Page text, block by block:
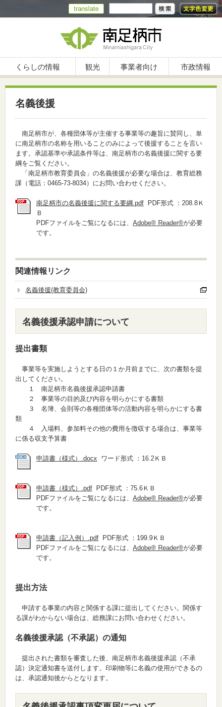
translate
くらしの情報 観光 事業者向け 市政情報
名義後援
南足柄市が、各種団体等が主催する事業等の趣旨に賛同し、単
に南足柄市の名称を用いることのみによって後援することを言い
ます。承認基準や承認条件等は、南足柄市の名義後援に関する要
綱をご覧ください。
「南足柄市教育委員会」の名義後援が必要な場合は、教育総務
課（電話：0465-73-8034）にお問い合わせください。
南足柄市の名義後援に関する要綱.pdf PDF形式 ：208.8Ｋ
Ｂ
PDFファイルをご覧になるには、 Adobe® Reader®が必要
です。
関連情報リンク
名義後援(教育委員会)
名義後援承認申請について
提出書類
事業等を実施しようとする日の１か月前までに、次の書類を提
出してください。
１ 南足柄市名義後援承認申請書
２ 事業等の目的及び内容を明らかにする書類
３ 名簿、会則等の各種団体等の活動内容を明らかにする書
類
４ 入場料、参加料その他の費用を徴収する場合は、事業等
に係る収支予算書
申請書（様式）.docx ワード形式 ：16.2ＫＢ
申請書（様式）.pdf PDF形式 ：75.6ＫＢ
PDFファイルをご覧になるには、 Adobe® Reader®が必要
です。
申請書（記入例）.pdf PDF形式 ：199.9ＫＢ
PDFファイルをご覧になるには、 Adobe® Reader®が必要
です。
提出方法
申請する事業の内容と関係する課に提出してください。関係す
る課がわからない場合は、総務課にお問い合わせください。
名義後援承認（不承認）の通知
提出された書類を審査した後、南足柄市名義後援承認（不承
認）決定通知書を送付します。印刷物等に名義の使用ができるの
は、承認通知後からとなります。